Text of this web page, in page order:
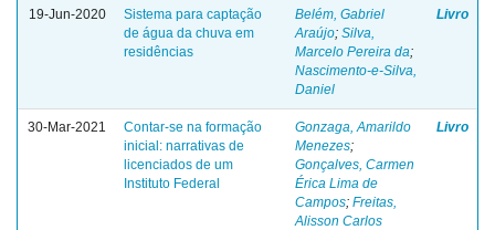
19-Jun-2020
Sistema para captação
de água da chuva em
residências
Belém, Gabriel
Araújo; Silva,
Marcelo Pereira da;
Nascimento-e-Silva,
Daniel
Livro
30-Mar-2021
Contar-se na formação
inicial: narrativas de
licenciados de um
Instituto Federal
Gonzaga, Amarildo
Menezes;
Gonçalves, Carmen
Érica Lima de
Campos; Freitas,
Alisson Carlos
Livro